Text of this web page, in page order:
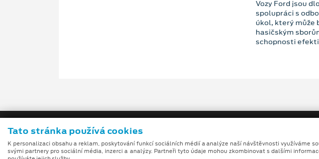
Vozy Ford jsou
spolupráci s
úkol, který může
hasičským
schopnosti
Tato stránka používá cookies
K personalizaci obsahu a reklam, poskytování funkcí sociálních médií a analýze naší návštěvnosti využíváme
svými partnery pro sociální média, inzerci a analýzy. Partneři tyto údaje mohou zkombinovat s dalšími